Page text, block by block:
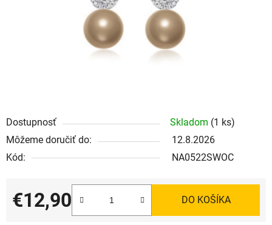
Dostupnosť Skladom (1 ks)
Môžeme doručiť do:
12.8.2026
Kód:
NA0522SWOC
€12,90
Jednotková cena:
DO KOŠÍKA